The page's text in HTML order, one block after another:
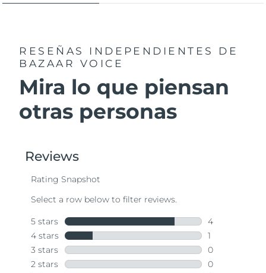
RESEÑAS INDEPENDIENTES
DE
BAZAAR VOICE
Mira lo que piensan
otras personas